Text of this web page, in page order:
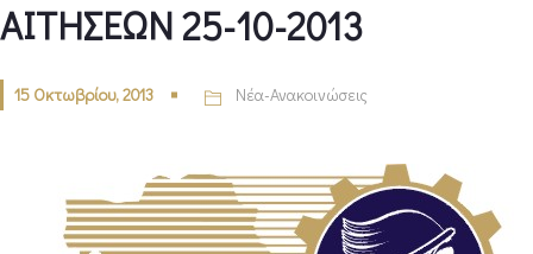
ΑΙΤΗΣΕΩΝ 25-10-2013
15 Οκτωβρίου, 2013 Νέα-Ανακοινώσεις